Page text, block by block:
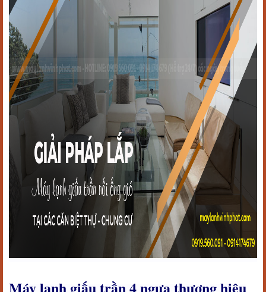
Máy lạnh giấu trần 4 ngựa thương hiệu